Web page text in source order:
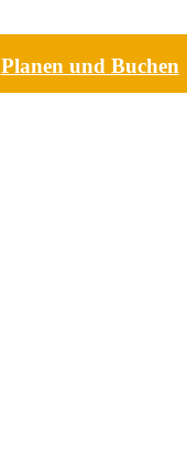
Planen und Buchen